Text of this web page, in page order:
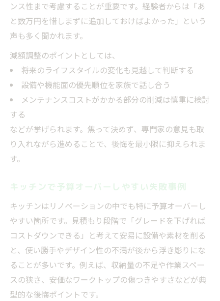
200万単位で減額できた失敗と成功の分岐点
実体験に基づく減額調整の失敗とその回避
注文住宅で減額調整し過ぎた失敗談を共有
内訳ごとに見る減額調整の限界と失敗例
契約後の減額が生む失敗を防ぐために必要
予算オーバー回避へ内訳別のチェックポイント
内訳別に失敗しやすい削減箇所をチェック
注文住宅の見積もりで失敗しない内訳管理
術
キッチン・収納で予算オーバーする失敗例
減額調整1000万を目指す際の失敗回避法
住んでから気づく削って後悔しやすい箇所の見
極め方
住み始めてから気づく失敗と後悔しやすい
ンス性まで考慮することが重要です。経験者からは「あ
と数万円を惜しまずに追加しておけばよかった」という
声も多く聞かれます。
減額調整のポイントとしては、
将来のライフスタイルの変化も見越して判断する
設備や機能面の優先順位を家族で話し合う
メンテナンスコストがかかる部分の削減は慎重に検討
する
などが挙げられます。焦って決めず、専門家の意見も取
り入れながら進めることで、後悔を最小限に抑えられま
す。
キッチンで予算オーバーしやすい失敗事例
キッチンはリノベーションの中でも特に予算オーバーし
やすい箇所です。見積もり段階で「グレードを下げれば
コストダウンできる」と考えて安易に設備や素材を削る
と、使い勝手やデザイン性の不満が後から浮き彫りにな
ることが多いです。例えば、収納量の不足や作業スペー
スの狭さ、安価なワークトップの傷つきやすさなどが典
型的な後悔ポイントです。